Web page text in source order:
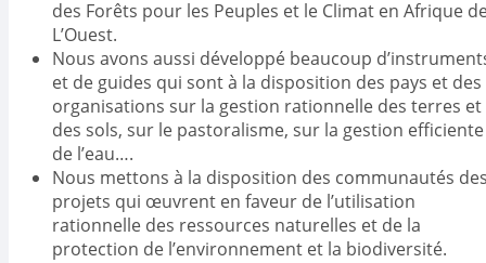
des Forêts pour les Peuples et le Climat en Afrique
L’Ouest.
Nous avons aussi développé beaucoup
et de guides qui sont à la disposition des pays et des
organisations sur la gestion rationnelle des terres et
des sols, sur le pastoralisme, sur la gestion efficiente
de l’eau….
Nous mettons à la disposition des communautés
projets qui œuvrent en faveur de l’utilisation
rationnelle des ressources naturelles et de la
protection de l’environnement et la biodiversité.